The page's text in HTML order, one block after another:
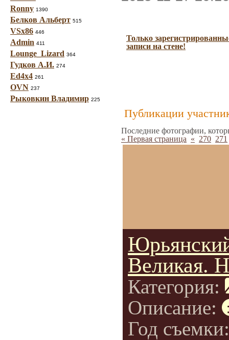
Ronny 1390
Белков Альберт 515
VSx86 446
Admin 411
Lounge_Lizard 364
Гудков А.И. 274
Ed4x4 261
OVN 237
Рыковкин Владимир 225
Только
записи на стене!
Публикации
Последние фотографии,
« Первая страница « 270 271
Великая.
Категория:
Описание:
Год